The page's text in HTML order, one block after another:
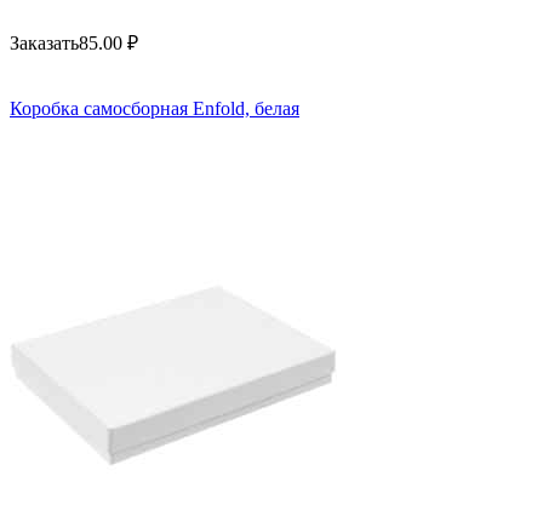
Заказать85.00 ₽
Коробка самосборная Enfold, белая